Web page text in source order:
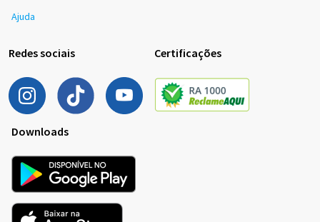
Ajuda
Redes sociais Certificações
Downloads